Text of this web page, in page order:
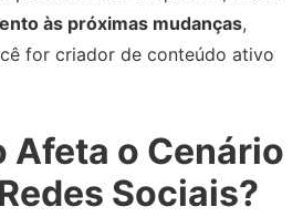
às próximas mudanças,
for criador de conteúdo ativo
Afeta o Cenário
Sociais?